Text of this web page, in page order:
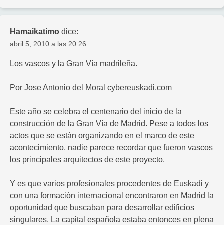
Hamaikatimo dice:
abril 5, 2010 a las 20:26
Los vascos y la Gran Vía madrileña.
Por Jose Antonio del Moral cybereuskadi.com
Este año se celebra el centenario del inicio de la
construcción de la Gran Vía de Madrid. Pese a todos los
actos que se están organizando en el marco de este
acontecimiento, nadie parece recordar que fueron vascos
los principales arquitectos de este proyecto.
Y es que varios profesionales procedentes de Euskadi y
con una formación internacional encontraron en Madrid la
oportunidad que buscaban para desarrollar edificios
singulares. La capital española estaba entonces en plena